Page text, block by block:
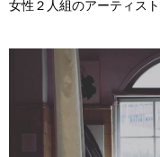
女性２人組のアーティスト